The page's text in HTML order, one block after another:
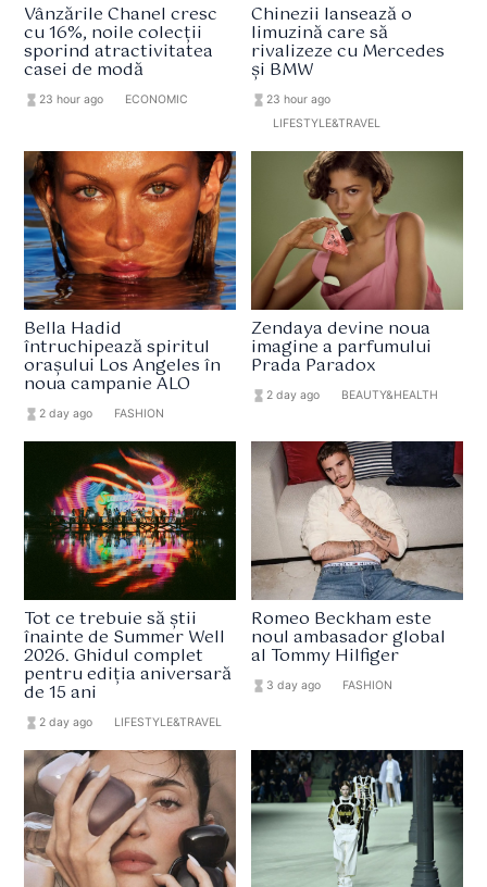
Vânzările Chanel cresc
cu 16%, noile colecții
sporind atractivitatea
casei de modă
hourglass_full 23 hour ago ECONOMIC
Chinezii lansează o
limuzină care să
rivalizeze cu Mercedes
și BMW
hourglass_full 23 hour ago
LIFESTYLE&TRAVEL
Bella Hadid
întruchipează spiritul
orașului Los Angeles în
noua campanie ALO
hourglass_full 2 day ago FASHION
Zendaya devine noua
imagine a parfumului
Prada Paradox
hourglass_full 2 day ago BEAUTY&HEALTH
Tot ce trebuie să știi
înainte de Summer Well
2026. Ghidul complet
pentru ediția aniversară
de 15 ani
hourglass_full 2 day ago LIFESTYLE&TRAVEL
Romeo Beckham este
noul ambasador global
al Tommy Hilfiger
hourglass_full 3 day ago FASHION